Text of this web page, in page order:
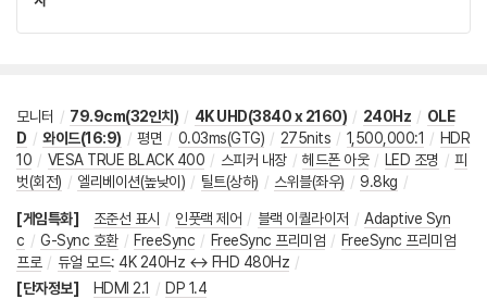
모니터 / 79.9cm(32인치) / 4K UHD(3840 x 2160) / 240Hz / OLE
D / 와이드(16:9) / 평면 / 0.03ms(GTG) / 275nits / 1,500,000:1 / HDR
10 / VESA TRUE BLACK 400 / 스피커 내장 / 헤드폰 아웃 / LED 조명 / 피
벗(회전) / 엘리베이션(높낮이) / 틸트(상하) / 스위블(좌우) / 9.8kg /
[게임특화] 조준선 표시 / 인풋랙 제어 / 블랙 이퀄라이저 / Adaptive Syn
c / G-Sync 호환 / FreeSync / FreeSync 프리미엄 / FreeSync 프리미엄
프로 / 듀얼 모드: 4K 240Hz ↔ FHD 480Hz /
[단자정보]
HDMI 2.1 / DP 1.4